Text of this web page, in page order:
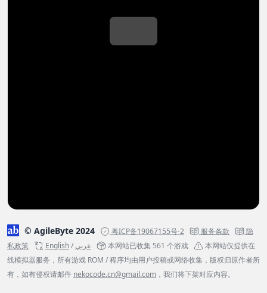
© AgileByte 2024 粤ICP备19067155号-2 服务条款
隐
私政策
English/عربي 本网站已收集 561 个游戏
本网站仅提供在
线模拟器服务，所有游戏 ROM / 程序均由用户投稿或网络收集，版权归原作者所
有，如有侵权请邮件 nekocode.cn@gmail.com ，我们将下架对应内容。